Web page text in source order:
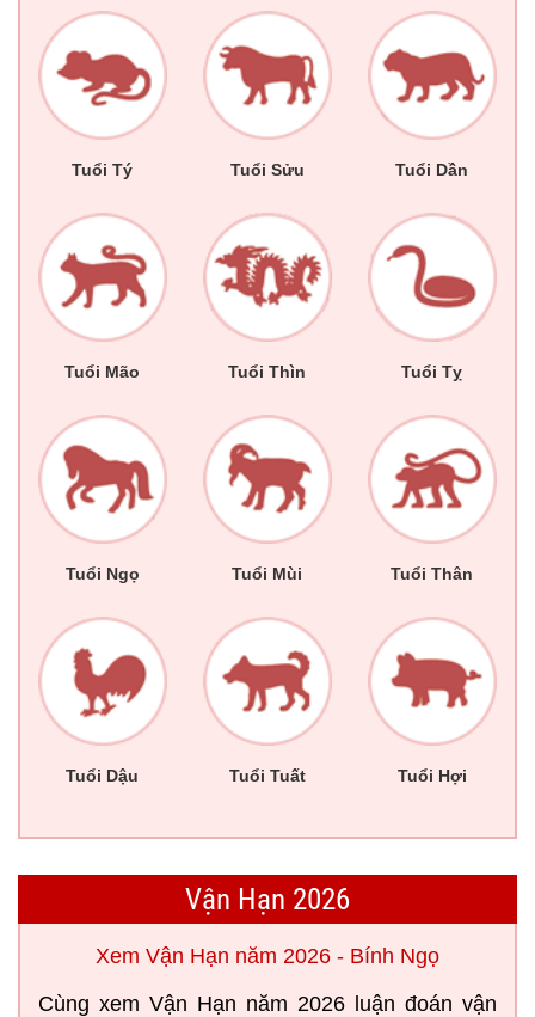
Tuổi Tý Tuổi Sửu Tuổi Dần
Tuổi Mão Tuổi Thìn Tuổi Tỵ
Tuổi Ngọ Tuổi Mùi Tuổi Thân
Tuổi Dậu Tuổi Tuất Tuổi Hợi
Vận Hạn 2026
Xem Vận Hạn năm 2026 - Bính Ngọ
Cùng xem Vận Hạn năm 2026 luận đoán vận